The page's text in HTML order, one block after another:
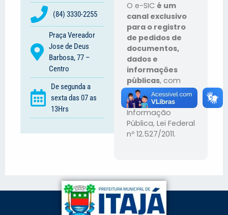
(84) 3330-2255
Praça Vereador
Jose de Deus
Barbosa, 77 –
Centro
De segunda a
sexta das 07 as
13Hrs
O e-SIC é um
canal exclusivo
para o registro
de pedidos de
documentos,
dados e
informações
públicas, com
base na Lei de
Acesso à
Informação
Pública, Lei Federal
nº 12.527/2011.